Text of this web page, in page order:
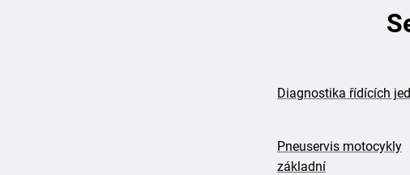
Diagnostika řídících
Pneuservis motocykly
základní